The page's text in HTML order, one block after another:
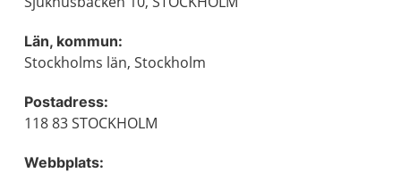
Län, kommun:
Stockholms län, Stockholm
Postadress:
118 83 STOCKHOLM
Webbplats: